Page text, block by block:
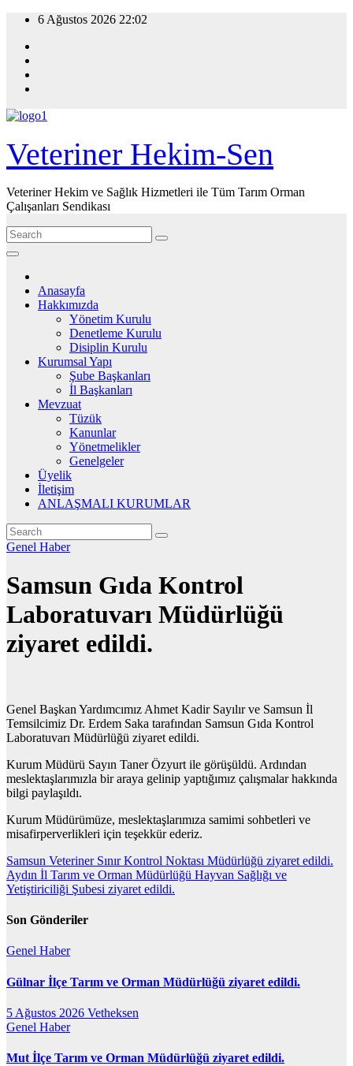
Skip
content
6 Ağustos 2026 22:02
Veteriner Hekim-Sen
Veteriner Hekim ve Sağlık Hizmetleri ile Tüm Tarım Orman
Çalışanları Sendikası
Anasayfa
Hakkımızda
Yönetim Kurulu
Denetleme Kurulu
Disiplin Kurulu
Kurumsal Yapı
Şube Başkanları
İl Başkanları
Mevzuat
Tüzük
Kanunlar
Yönetmelikler
Genelgeler
Üyelik
İletişim
ANLAŞMALI KURUMLAR
Genel Haber
Samsun Gıda Kontrol
Laboratuvarı Müdürlüğü
ziyaret edildi.
Genel Başkan Yardımcımız Ahmet Kadir Sayılır ve Samsun İl
Temsilcimiz Dr. Erdem Saka tarafından Samsun Gıda Kontrol
Laboratuvarı Müdürlüğü ziyaret edildi.
Kurum Müdürü Sayın Taner Özyurt ile görüşüldü. Ardından
meslektaşlarımızla bir araya gelinip yaptığımız çalışmalar hakkında
bilgi paylaşıldı.
Kurum Müdürümüze, meslektaşlarımıza samimi sohbetleri ve
misafirperverlikleri için teşekkür ederiz.
Yazı
gezinmesi
Samsun Veteriner Sınır Kontrol Noktası Müdürlüğü ziyaret edildi.
Aydın İl Tarım ve Orman Müdürlüğü Hayvan Sağlığı ve
Yetiştiriciliği Şubesi ziyaret edildi.
Son Gönderiler
Genel Haber
Gülnar İlçe Tarım ve Orman Müdürlüğü ziyaret edildi.
5 Ağustos 2026 Vetheksen
Genel Haber
Mut İlçe Tarım ve Orman Müdürlüğü ziyaret edildi.